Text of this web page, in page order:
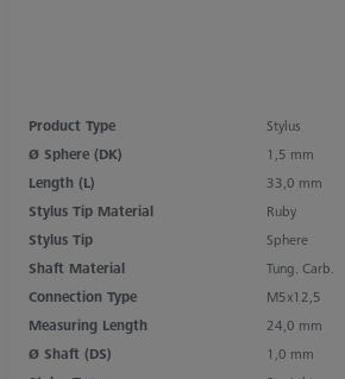
Product Type
Stylus
Ø Sphere (DK)
1,5 mm
Length (L)
33,0 mm
Stylus Tip Material
Ruby
Stylus Tip
Sphere
Shaft Material
Tung. Carb.
Connection Type
M5x12,5
Measuring Length
24,0 mm
Ø Shaft (DS)
1,0 mm